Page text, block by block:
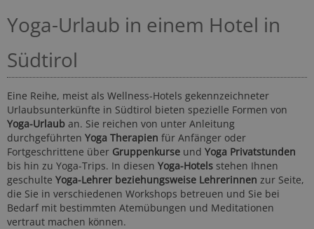
Yoga-Urlaub in einem Hotel in
Südtirol
Eine Reihe, meist als Wellness-Hotels gekennzeichneter
Urlaubsunterkünfte in Südtirol bieten spezielle Formen von
Yoga-Urlaub an. Sie reichen von unter Anleitung
durchgeführten Yoga Therapien für Anfänger oder
Fortgeschrittene über Gruppenkurse und Yoga Privatstunden
bis hin zu Yoga-Trips. In diesen Yoga-Hotels stehen Ihnen
geschulte Yoga-Lehrer beziehungsweise Lehrerinnen zur Seite,
die Sie in verschiedenen Workshops betreuen und Sie bei
Bedarf mit bestimmten Atemübungen und Meditationen
vertraut machen können.